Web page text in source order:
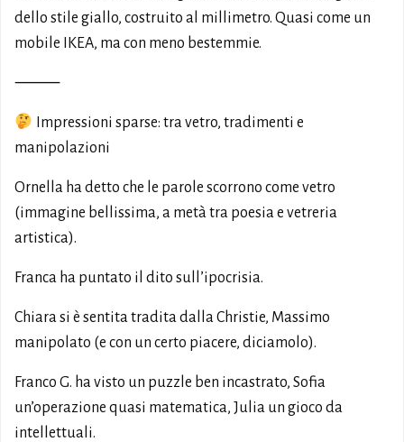
dello stile giallo, costruito al millimetro. Quasi come un
mobile IKEA, ma con meno bestemmie.
⸻
Impressioni sparse: tra vetro, tradimenti e
manipolazioni
Ornella ha detto che le parole scorrono come vetro
(immagine bellissima, a metà tra poesia e vetreria
artistica).
Franca ha puntato il dito sull’ipocrisia.
Chiara si è sentita tradita dalla Christie, Massimo
manipolato (e con un certo piacere, diciamolo).
Franco G. ha visto un puzzle ben incastrato, Sofia
un’operazione quasi matematica, Julia un gioco da
intellettuali.